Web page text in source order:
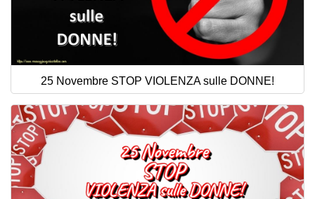
25 Novembre STOP VIOLENZA sulle DONNE!